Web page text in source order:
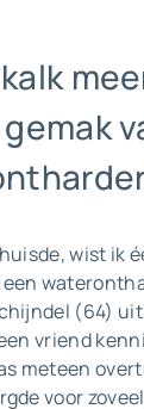
wist ik
(64)
vriend
meteen
voor